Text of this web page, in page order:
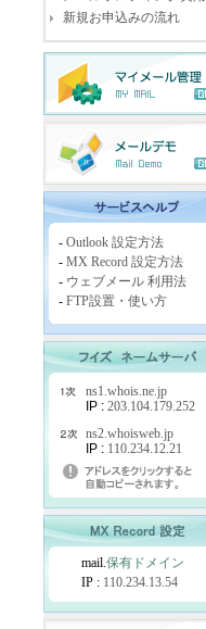
新規お申込みの流れ
- Outlook 設定方法
- MX Record 設定方法
- ウェブメール 利用法
- FTP設置・使い方
ns1.whois.ne.jp
IP : 203.104.179.252
ns2.whoisweb.jp
IP : 110.234.12.21
mail. 保有ドメイン
IP : 110.234.13.54